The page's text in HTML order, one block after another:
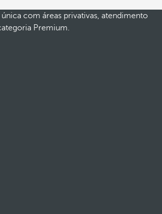
com áreas privativas, atendimento
Premium.